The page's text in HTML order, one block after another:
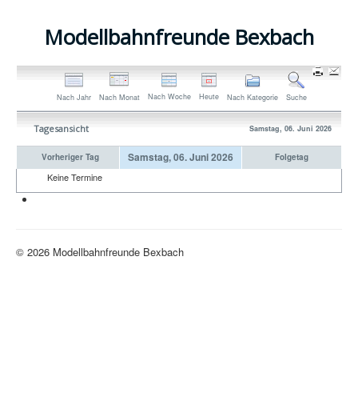
Modellbahnfreunde Bexbach
Nach Jahr Nach Monat Nach Woche Heute Nach Kategorie Suche
Tagesansicht Samstag, 06. Juni 2026
Vorheriger Tag Samstag, 06. Juni 2026 Folgetag
Keine Termine
© 2026 Modellbahnfreunde Bexbach